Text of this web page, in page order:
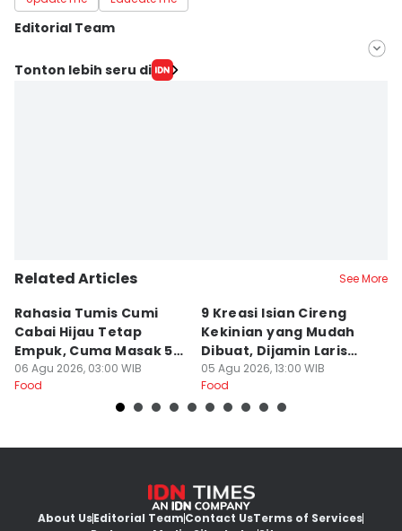
Editorial Team
Editor
Tonton lebih seru di
Related Articles See More
Rahasia Tumis Cumi
Cabai Hijau Tetap
Empuk, Cuma Masak 5
Menit!
06 Agu 2026, 03:00 WIB
Food
9 Kreasi Isian Cireng
Kekinian yang Mudah
Dibuat, Dijamin Laris
untuk Jualan
05 Agu 2026, 13:00 WIB
Food
About UsEditorial TeamContact UsTerms of Services